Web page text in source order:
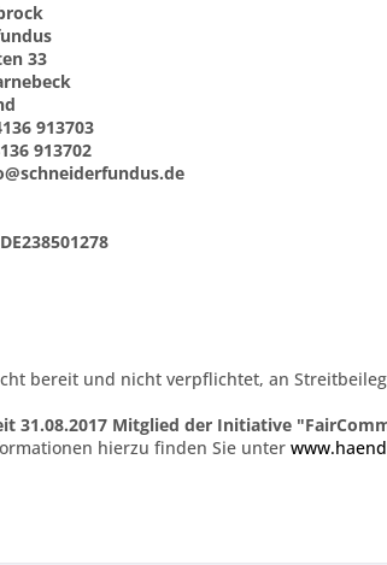
33
913703
913702
bereit und nicht verpflichtet, an
31.08.2017 Mitglied der Initiative
hierzu finden Sie unter